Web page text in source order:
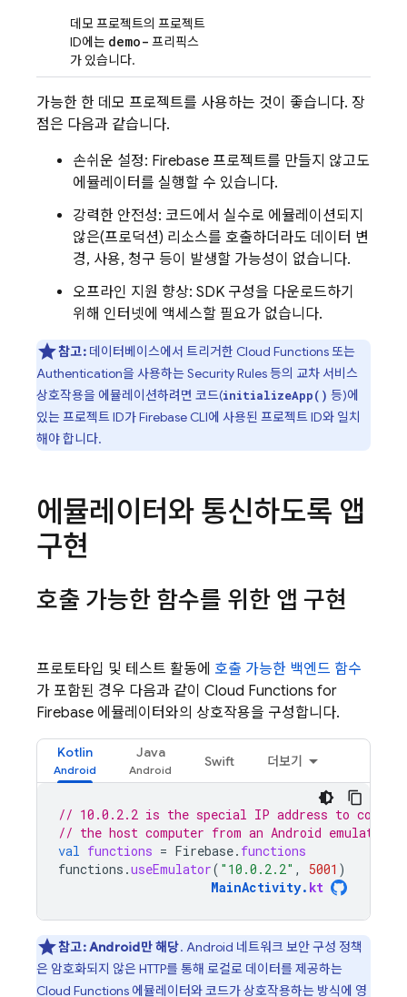
데모 프로젝트의 프로젝트
ID에는 demo- 프리픽스
가 있습니다.
가능한 한 데모 프로젝트를 사용하는 것이 좋습니다. 장
점은 다음과 같습니다.
손쉬운 설정: Firebase 프로젝트를 만들지 않고도
에뮬레이터를 실행할 수 있습니다.
강력한 안전성: 코드에서 실수로 에뮬레이션되지
않은(프로덕션) 리소스를 호출하더라도 데이터 변
경, 사용, 청구 등이 발생할 가능성이 없습니다.
오프라인 지원 향상: SDK 구성을 다운로드하기
위해 인터넷에 액세스할 필요가 없습니다.
참고:데이터베이스에서 트리거한 Cloud Functions또는
Authentication을 사용하는Security Rules등의 교차 서비스
상호작용을 에뮬레이션하려면 코드(initializeApp() 등)에
있는 프로젝트 ID가Firebase CLI에 사용된 프로젝트 ID와 일치
해야 합니다.
에뮬레이터와 통신하도록 앱
구현
호출 가능한 함수를 위한 앱 구현
프로토타입 및 테스트 활동에 호출 가능한 백엔드 함수
가 포함된 경우 다음과 같이 Cloud Functions for
Firebase 에뮬레이터와의 상호작용을 구성합니다.
Kotlin Java
Swift 더보기
// 10.0.2.2 is the special IP address to
// the host computer from an Android emulator.
val functions = Firebase. functions
functions .useEmulator( "10.0.2.2" , 5001 )
MainActivity. kt
참고:Android만 해당. Android 네트워크 보안 구성 정책
은 암호화되지 않은 HTTP를 통해 로컬로 데이터를 제공하는
Cloud Functions 에뮬레이터와 코드가 상호작용하는 방식에 영